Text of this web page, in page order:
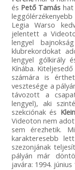
és Pető Tamás hat
Legia Warso
jelentett a
lengyel
klubrekordokat
lengyel gólkirály
Kínába.
számára is
vesztesége a
távozott a
lengyel), aki
szekciónak és
Videoton nem
sem érezhetik.
karakteresebb
szezonjának
pályán már
javára: 1994.